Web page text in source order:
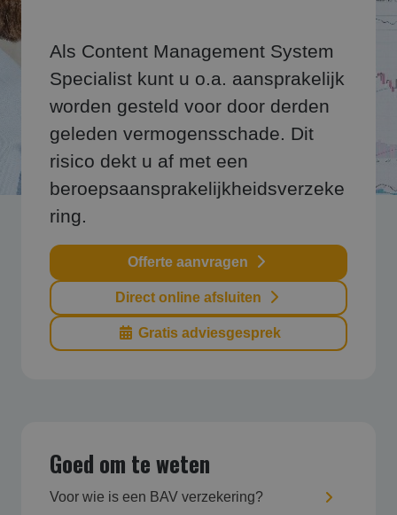
Als Content Management System
Specialist kunt u o.a. aansprakelijk
worden gesteld voor door derden
geleden vermogensschade. Dit
risico dekt u af met een
beroepsaansprakelijkheidsverzeke
ring.
Offerte aanvragen
Direct online afsluiten
Gratis adviesgesprek
Goed om te weten
Voor wie is een BAV verzekering?